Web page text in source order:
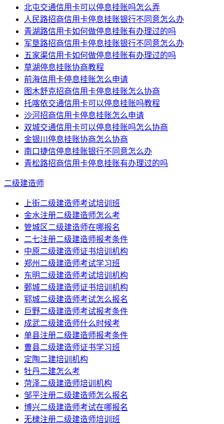
北屯交通信用卡可以停息挂账吗怎么弄
人民路招商信用卡停息挂账银行不同意怎么办
青湖路信用卡如何做停息挂账有办理过的吗
军垦路招商信用卡停息挂账银行不同意怎么办
五家渠信用卡如何做停息挂账有办理过的吗
草湖停息挂账协商教程
前海信用卡停息挂账怎么申请
图木舒克招商信用卡停息挂账怎么协商
托喀依交通信用卡可以停息挂账吗教程
沙河招商信用卡停息挂账怎么申请
双城交通信用卡可以停息挂账吗怎么协商
金银川停息挂账协商怎么协商
南口捷信停息挂账银行不同意怎么办
青松路招商信用卡停息挂账有办理过的吗
二级建造师
上街二级建造师考试培训班
金水注册二级建造师怎么考
管城区二级建造师在哪报名
二七注册二级建造师报考条件
中原二级建造师证书培训机构
郑州二级建造师考试学习班
东明二级建造师考试培训机构
鄄城二级建造师证书培训机构
郓城二级建造师考试怎么报名
巨野二级建造师考试报考条件
成武二级建造师什么时候考
单县注册二级建造师报考条件
曹县二级建造师证书学习班
定陶二建培训机构
牡丹二建怎么考
菏泽二级建造师培训机构
邹平注册二级建造师怎么报名
博兴二级建造师考试在哪报名
无棣注册二级建造师培训班